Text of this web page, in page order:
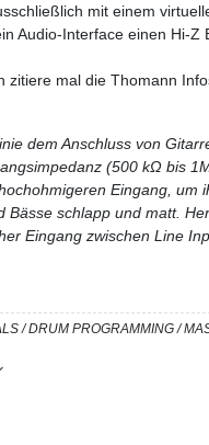
mit einem
Audio-Interface einen Hi-
zitiere mal die Thomann
dem Anschluss von
(500 kΩ bis
Eingang,
schlapp und matt.
Eingang zwischen Line
/ DRUM PROGRAMMING /